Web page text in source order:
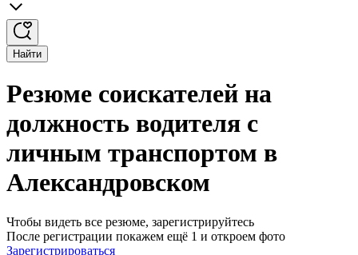
Найти
Резюме соискателей на
должность водителя с
личным транспортом в
Александровском
Чтобы видеть все резюме, зарегистрируйтесь
После регистрации покажем ещё 1 и откроем фото
Зарегистрироваться